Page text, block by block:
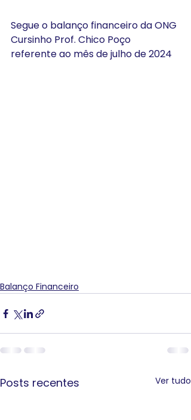
Segue o balanço financeiro da ONG
Cursinho Prof. Chico Poço
referente ao mês de julho de 2024
Balanço Financeiro
Posts recentes Ver tudo